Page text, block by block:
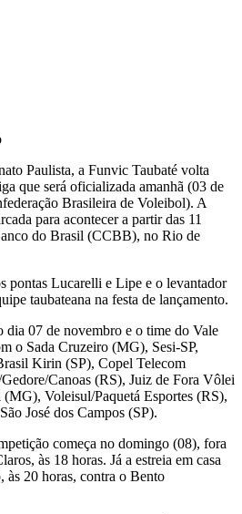
Paulista, a Funvic Taubaté volta
que será oficializada amanhã (03 de
Brasileira de Voleibol). A
para acontecer a partir das 11
do Brasil (CCBB), no Rio de
pontas Lucarelli e Lipe e o levantador
taubateana na festa de lançamento.
dia 07 de novembro e o time do Vale
o Sada Cruzeiro (MG), Sesi-SP,
Kirin (SP), Copel Telecom
Canoas (RS), Juiz de Fora Vôlei
Voleisul/Paquetá Esportes (RS),
José dos Campos (SP).
começa no domingo (08), fora
às 18 horas. Já a estreia em casa
às 20 horas, contra o Bento